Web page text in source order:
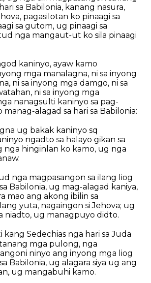
sa Babilonia, kanang nasura,
pagasilotan ko pinaagi sa
sa gutom, ug pinaagi sa
nga mangaut-ut ko sila pinaagi
kaninyo, ayaw kamo
mga manalagna, ni sa inyong
ni sa inyong mga damgo, ni sa
ni sa inyong mga
nanagsulti kaninyo sa pag-
manag-alagad sa hari sa Babilonia:
ug bakak kaninyo sq
ngadto sa halayo gikan sa
nga hinginlan ko kamo, ug nga
nga magpasangon sa ilang liog
Babilonia, ug mag-alagad kaniya,
mao ang akong ibilin sa
yuta, nagaingon si Jehova; ug
niadto, ug managpuyo didto.
kang Sedechias nga hari sa Juda
mga pulong, nga
ninyo ang inyong mga liog
Babilonia, ug alagara siya ug ang
ug mangabuhi kamo.